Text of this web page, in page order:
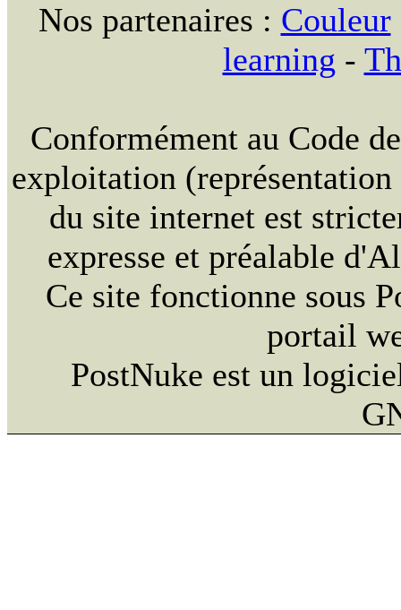
Nos partenaires : Couleur
learning -
Conformément au Code
exploitation
du site internet est
expresse et préalable
Ce site fonctionne sous
portail
PostNuke est un